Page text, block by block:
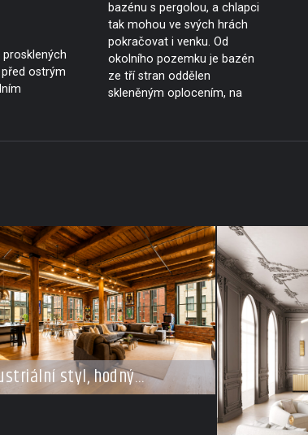
ostrým
bazénu s pergolou, a chlapci
tak mohou ve svých hrách
pokračovat i venku. Od
okolního pozemku je bazén
ze tří stran oddělen
skleněným oplocením, na
styl, hodný